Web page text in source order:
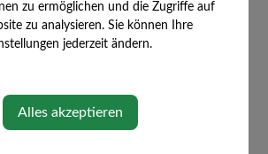
zu ermöglichen und die Zugriffe auf
zu analysieren. Sie können Ihre
jederzeit ändern.
Alles akzeptieren